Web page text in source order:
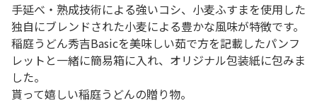
手延べ・熟成技術による強いコシ、小麦ふすまを使用した
独自にブレンドされた小麦による豊かな風味が特徴です。
稲庭うどん秀吉Basicを美味しい茹で方を記載したパンフ
レットと一緒に簡易箱に入れ、オリジナル包装紙に包みま
した。
貰って嬉しい稲庭うどんの贈り物。